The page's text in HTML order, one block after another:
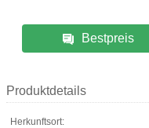
Bestpreis
Produktdetails
Herkunftsort: